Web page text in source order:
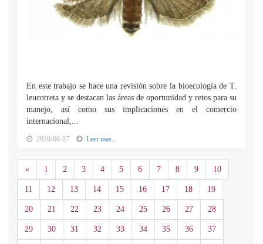
En este trabajo se hace una revisión sobre la bioecología de T.
leucotreta y se destacan las áreas de oportunidad y retos para su
manejo, así como sus implicaciones en el comercio
internacional,...
2020-06-17 Leer mas...
«Anterior
1 2 3 4 5 6 7 8 9 10
11 12 13 14 15 16 17 18 19
20 21 22 23 24 25 26 27 28
29 30 31 32 33 34 35 36 37